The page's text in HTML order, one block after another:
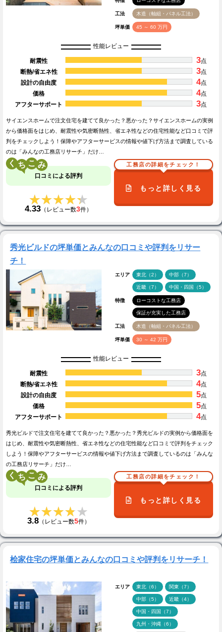
工法 木造（軸組・パネル工法）
坪単価 45 ～ 60 万円
性能レビュー
耐震性 3点
断熱/省エネ性
3点
設計の自由度
4点
価格
4点
アフターサポート
3点
サイエンスホームで注文住宅を建てて良かった？悪かった？サイエンスホームの実例
から価格面をはじめ、耐震性や気密断熱性、省エネ性などの住宅性能など口コミで評
判をチェックしよう！保障やアフターサービスの情報や値下げ方法まで調査している
のは「みんなの工務店リサーチ」だけ…
く こ
口コミによる評判
★★★★★
★★★★★
4.33 （レビュー数3件）
工務店の詳細をチェック！
もっと詳しく見る
秀光ビルドの坪単価とみんなの口コミや評判をリサー
チ！
エリア 東北（2） 中部（7）
近畿（7） 中国・四国（5）
特徴 ローコストな工務店
保証が充実した工務店
工法 木造（軸組・パネル工法）
坪単価 30 ～ 42 万円
性能レビュー
耐震性 3点
断熱/省エネ性
4点
設計の自由度
5点
価格
5点
アフターサポート
4点
秀光ビルドで注文住宅を建てて良かった？悪かった？秀光ビルドの実例から価格面を
はじめ、耐震性や気密断熱性、省エネ性などの住宅性能など口コミで評判をチェック
しよう！保障やアフターサービスの情報や値下げ方法まで調査しているのは「みんな
の工務店リサーチ」だけ…
く こ
口コミによる評判
★★★★★
★★★★★
3.8（レビュー数5件）
工務店の詳細をチェック！
もっと詳しく見る
桧家住宅の坪単価とみんなの口コミや評判をリサーチ！
エリア 東北（6） 関東（7）
中部（5） 近畿（4）
中国・四国（7）
九州・沖縄（6）